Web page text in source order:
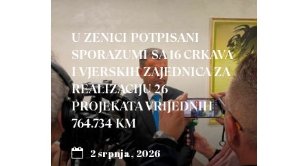
U ZENICI POTPISANI
SPORAZUMI SA 16 CRKAVA
I VJERSKIH ZAJEDNICA ZA
REALIZACIJU 26
PROJEKATA VRIJEDNIH
764.734 KM
2 srpnja, 2026